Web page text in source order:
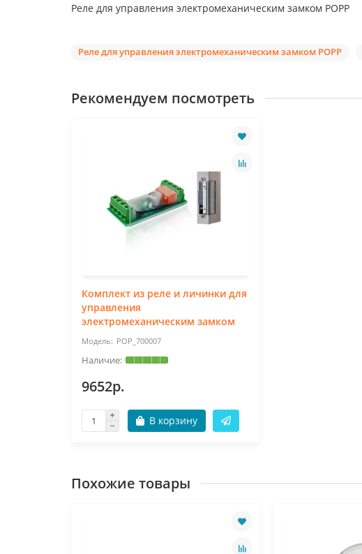
Реле для управления электромеханическим замком POPP
Реле для управления электромеханическим замком POPP
Рекомендуем посмотреть
Комплект из реле и личинки для
управления
электромеханическим замком
POP_700007
9652р.
В корзину
Похожие товары